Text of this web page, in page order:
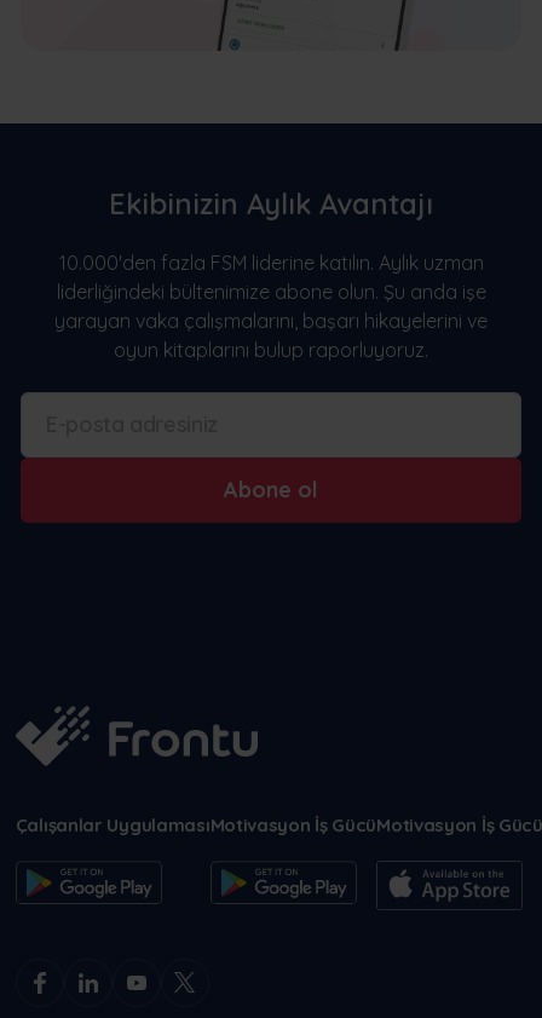
Ekibinizin Aylık Avantajı
10.000'den fazla FSM liderine katılın. Aylık uzman
liderliğindeki bültenimize abone olun. Şu anda işe
yarayan vaka çalışmalarını, başarı hikayelerini ve
oyun kitaplarını bulup raporluyoruz.
Abone ol
Çalışanlar UygulamasıMotivasyon İş GücüMotivasyon İş Gücü